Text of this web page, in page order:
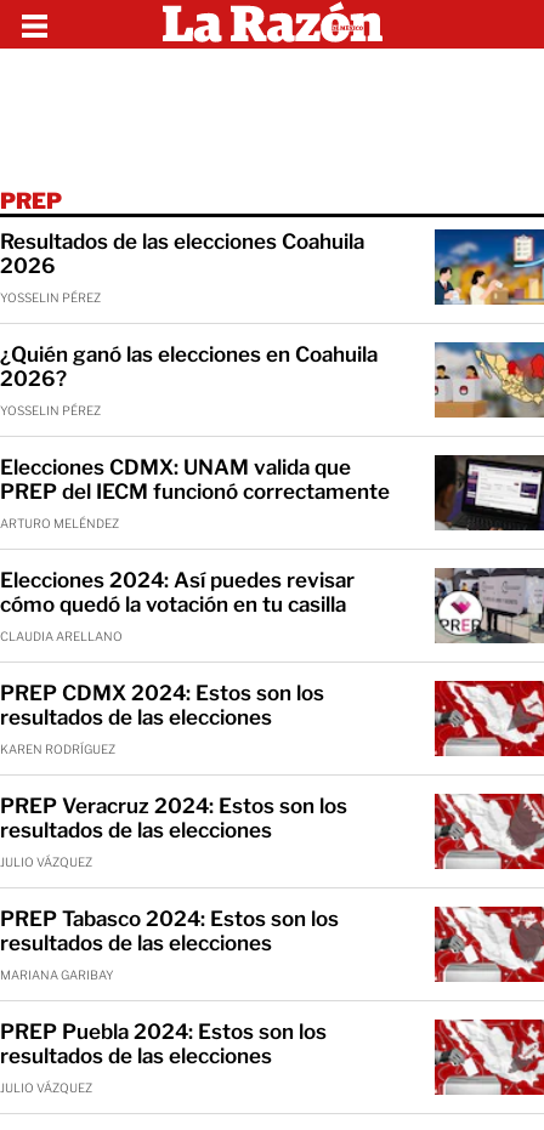
PREP
Resultados de las elecciones Coahuila
2026
YOSSELIN PÉREZ
¿Quién ganó las elecciones en Coahuila
2026?
YOSSELIN PÉREZ
Elecciones CDMX: UNAM valida que
PREP del IECM funcionó correctamente
ARTURO MELÉNDEZ
Elecciones 2024: Así puedes revisar
cómo quedó la votación en tu casilla
CLAUDIA ARELLANO
PREP CDMX 2024: Estos son los
resultados de las elecciones
KAREN RODRÍGUEZ
PREP Veracruz 2024: Estos son los
resultados de las elecciones
JULIO VÁZQUEZ
PREP Tabasco 2024: Estos son los
resultados de las elecciones
MARIANA GARIBAY
PREP Puebla 2024: Estos son los
resultados de las elecciones
JULIO VÁZQUEZ